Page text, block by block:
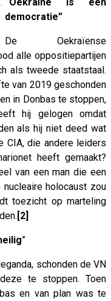
democratie”
De Oekraïense
alle oppositiepartijen
als tweede staatstaal.
van 2019 geschonden
in Donbas te stoppen,
hij gelogen omdat
als hij niet deed wat
CIA, die andere leiders
heeft gemaakt?
van een man die een
holocaust zou
toezicht op marteling
[2]
”
schonden de VN
te stoppen. Toen
en van plan was te